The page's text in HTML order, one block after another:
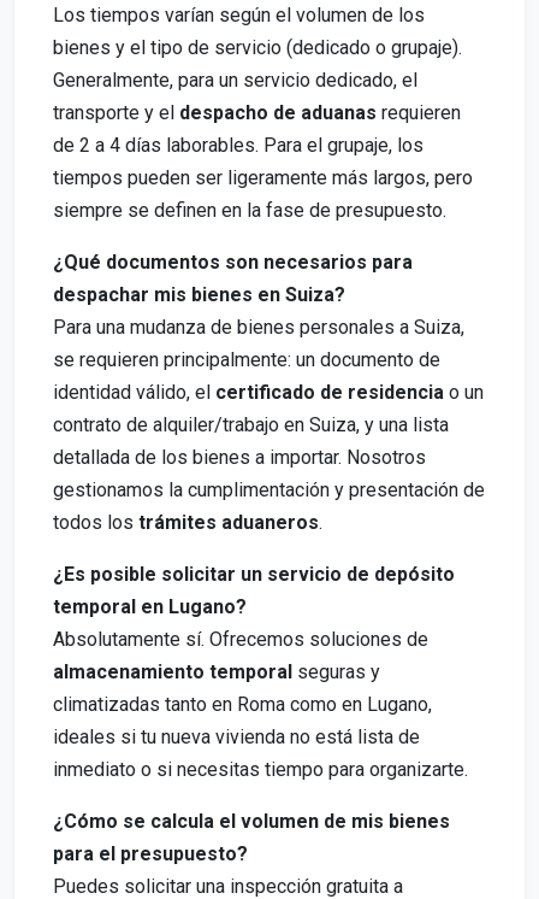
Los tiempos varían según el volumen de los
bienes y el tipo de servicio (dedicado o grupaje).
Generalmente, para un servicio dedicado, el
transporte y el despacho de aduanas requieren
de 2 a 4 días laborables. Para el grupaje, los
tiempos pueden ser ligeramente más largos, pero
siempre se definen en la fase de presupuesto.
¿Qué documentos son necesarios para
despachar mis bienes en Suiza?
Para una mudanza de bienes personales a Suiza,
se requieren principalmente: un documento de
identidad válido, el certificado de residencia o un
contrato de alquiler/trabajo en Suiza, y una lista
detallada de los bienes a importar. Nosotros
gestionamos la cumplimentación y presentación de
todos los trámites aduaneros.
¿Es posible solicitar un servicio de depósito
temporal en Lugano?
Absolutamente sí. Ofrecemos soluciones de
almacenamiento temporal seguras y
climatizadas tanto en Roma como en Lugano,
ideales si tu nueva vivienda no está lista de
inmediato o si necesitas tiempo para organizarte.
¿Cómo se calcula el volumen de mis bienes
para el presupuesto?
Puedes solicitar una inspección gratuita a